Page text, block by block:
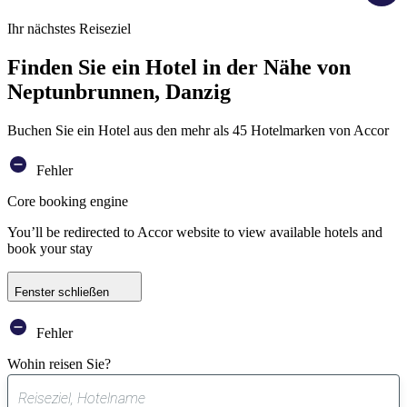
Ihr nächstes Reiseziel
Finden Sie ein Hotel in der Nähe von
Neptunbrunnen, Danzig
Buchen Sie ein Hotel aus den mehr als 45 Hotelmarken von Accor
Fehler
Core booking engine
You’ll be redirected to Accor website to view available hotels and
book your stay
Fenster schließen
Fehler
Wohin reisen Sie?